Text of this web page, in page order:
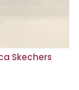
Skechers